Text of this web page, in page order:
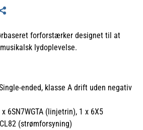
forforstærker designet til at
lydoplevelse.
ended, klasse A drift uden negativ
x 6SN7WGTA (linjetrin), 1 x 6X5
(strømforsyning)